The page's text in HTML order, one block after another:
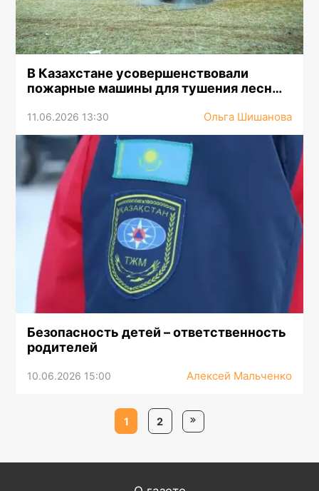
В Казахстане усовершенствовали
пожарные машины для тушения лесных
11.06.2026 13:30 Ольга Шишанова
Безопасность детей – ответственность
родителей
10.06.2026 15:00 Алексей Мальченко
1 2